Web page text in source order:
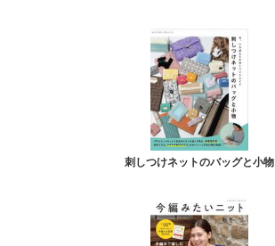
刺しつけネットのバッグと小物